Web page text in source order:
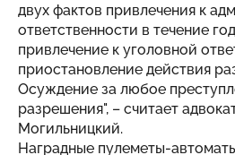
двух фактов привлечения к
ответственности в течение
привлечение к уголовной
приостановление действия
Осуждение за любое
разрешения", – считает
Могильницкий.
Наградные пулеметы-